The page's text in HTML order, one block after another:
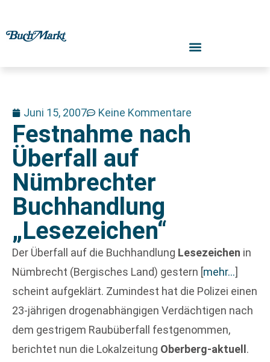
Juni 15, 2007 Keine Kommentare
Festnahme nach
Überfall auf
Nümbrechter
Buchhandlung
„Lesezeichen“
Der Überfall auf die Buchhandlung Lesezeichen in
Nümbrecht (Bergisches Land) gestern [mehr…]
scheint aufgeklärt. Zumindest hat die Polizei einen
23-jährigen drogenabhängigen Verdächtigen nach
dem gestrigem Raubüberfall festgenommen,
berichtet nun die Lokalzeitung Oberberg-aktuell .